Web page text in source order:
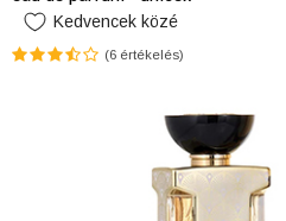
Kedvencek közé
(6 értékelés)